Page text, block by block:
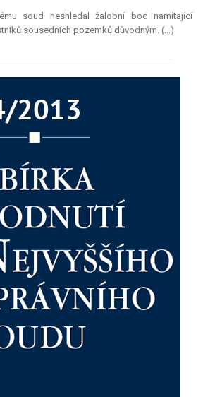
soud neshledal žalobní bod namítající
sousedních pozemků důvodným. (...)